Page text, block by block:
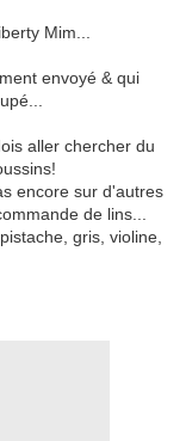
Mim...
envoyé & qui
aller chercher du
encore sur d'autres
de lins...
gris, violine,